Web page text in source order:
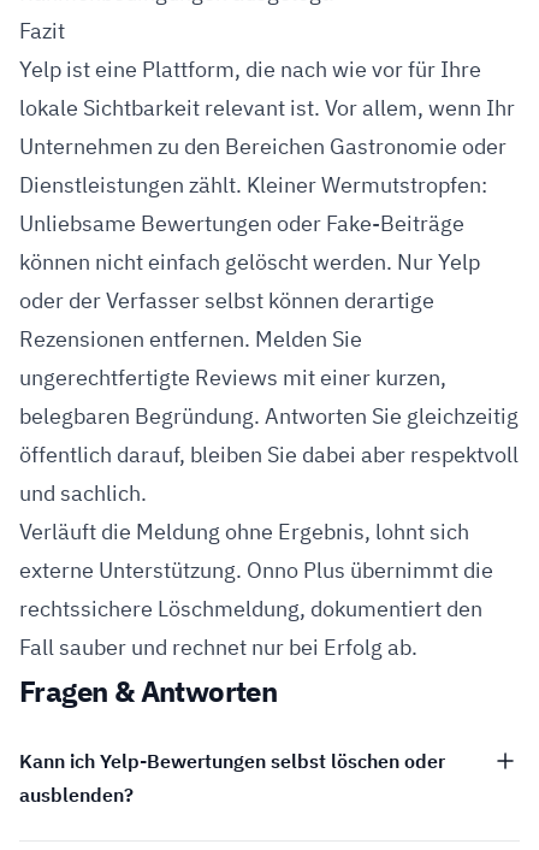
Fazit
Yelp ist eine Plattform, die nach wie vor für Ihre
lokale Sichtbarkeit relevant ist. Vor allem, wenn Ihr
Unternehmen zu den Bereichen Gastronomie oder
Dienstleistungen zählt. Kleiner Wermutstropfen:
Unliebsame Bewertungen oder Fake-Beiträge
können nicht einfach gelöscht werden. Nur Yelp
oder der Verfasser selbst können derartige
Rezensionen entfernen. Melden Sie
ungerechtfertigte Reviews mit einer kurzen,
belegbaren Begründung. Antworten Sie gleichzeitig
öffentlich darauf, bleiben Sie dabei aber respektvoll
und sachlich.
Verläuft die Meldung ohne Ergebnis, lohnt sich
externe Unterstützung. Onno Plus übernimmt die
rechtssichere Löschmeldung, dokumentiert den
Fall sauber und rechnet nur bei Erfolg ab.
Fragen & Antworten
Kann ich Yelp-Bewertungen selbst löschen oder
ausblenden?